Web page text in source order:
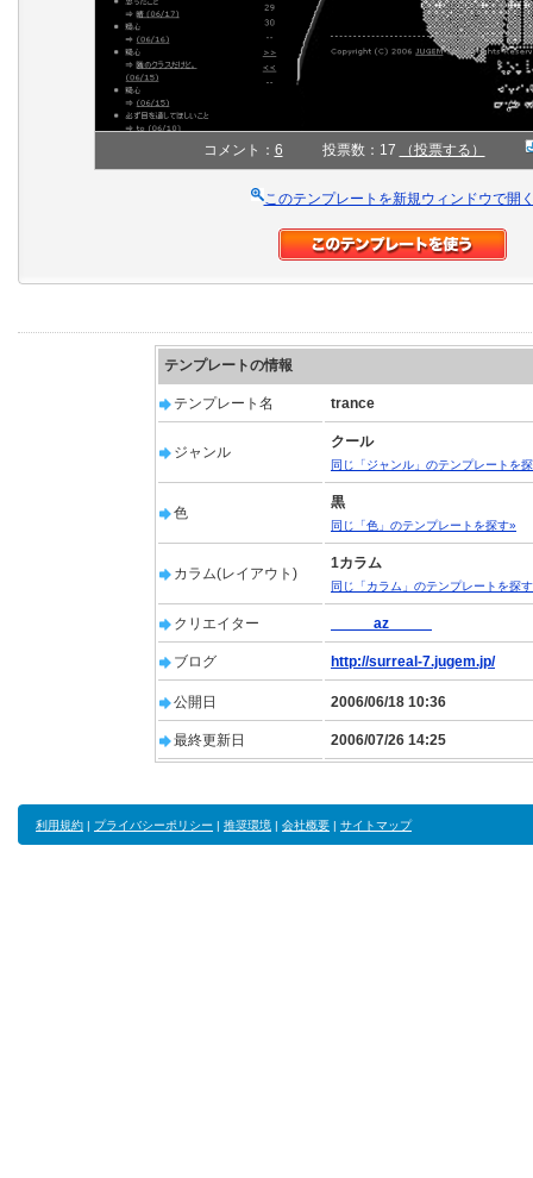
コメント： 6 投票数：17 （投票する）
このテンプレートを新規ウィンドウで開
テンプレートの情報
テンプレート名 trance
ジャンル
クール
同じ「ジャンル」のテンプレートを
色
黒
同じ「色」のテンプレートを探す»
カラム(レイアウト)
1カラム
同じ「カラム」のテンプレートを探
クリエイター az
ブログ http://surreal-7.jugem.jp/
公開日 2006/06/18 10:36
最終更新日 2006/07/26 14:25
利用規約 | プライバシーポリシー | 推奨環境 | 会社概要 | サイトマップ